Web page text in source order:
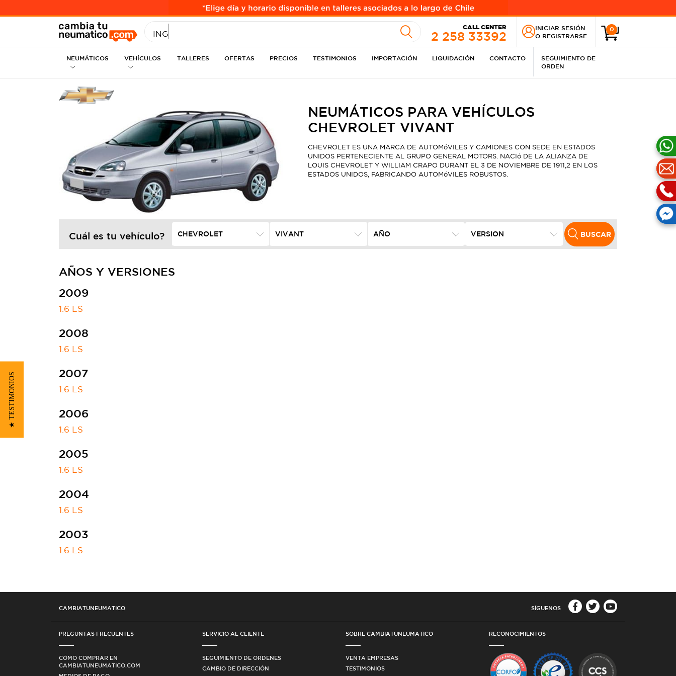
INGRESE MEDIDA
CALL CENTER
2 258 33392
INICIAR SESIÓN
O REGISTRARSE
0
NEUMÁTICOS VEHÍCULOS TALLERES OFERTAS PRECIOS TESTIMONIOS IMPORTACIÓN LIQUIDACIÓN CONTACTO
SEGUIMIENTO DE
ORDEN
NEUMÁTICOS PARA VEHÍCULOS
CHEVROLET VIVANT
CHEVROLET ES UNA MARCA DE AUTOMóVILES Y CAMIONES CON SEDE EN ESTADOS
UNIDOS PERTENECIENTE AL GRUPO GENERAL MOTORS. NACIó DE LA ALIANZA DE
LOUIS CHEVROLET Y WILLIAM CRAPO DURANT EL 3 DE NOVIEMBRE DE 1911,2​ EN LOS
ESTADOS UNIDOS, FABRICANDO AUTOMóVILES ROBUSTOS.
Cuál es tu vehículo? BUSCAR
AÑOS Y VERSIONES
2009
1.6 LS
2008
1.6 LS
2007
1.6 LS
2006
1.6 LS
2005
1.6 LS
2004
1.6 LS
2003
1.6 LS
CAMBIATUNEUMATICO SÍGUENOS
PREGUNTAS FRECUENTES
CÓMO COMPRAR EN
CAMBIATUNEUMATICO.COM
SERVICIO AL CLIENTE
SEGUIMIENTO DE ORDENES
CAMBIO DE DIRECCIÓN
SOBRE CAMBIATUNEUMATICO
VENTA EMPRESAS
TESTIMONIOS
RECONOCIMIENTOS
★ TESTIMONIOS